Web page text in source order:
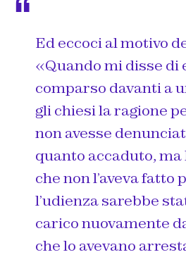
Ed eccoci al motivo
«Quando mi disse di
comparso davanti a
gli chiesi la ragione
non avesse
quanto accaduto,
che non l’aveva fatto
l’udienza sarebbe
carico nuovamente
che lo avevano